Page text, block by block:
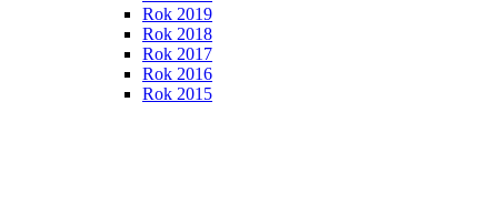
Rok 2019
Rok 2018
Rok 2017
Rok 2016
Rok 2015